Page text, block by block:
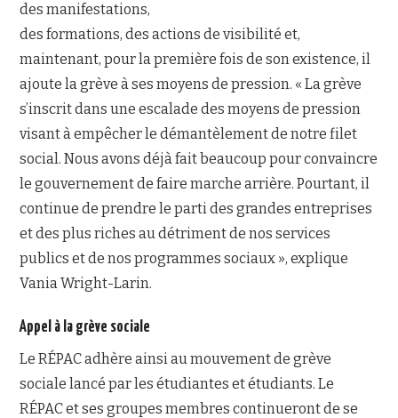
des manifestations,
des formations, des actions de visibilité et,
maintenant, pour la première fois de son existence, il
ajoute la grève à ses moyens de pression. « La grève
s’inscrit dans une escalade des moyens de pression
visant à empêcher le démantèlement de notre filet
social. Nous avons déjà fait beaucoup pour convaincre
le gouvernement de faire marche arrière. Pourtant, il
continue de prendre le parti des grandes entreprises
et des plus riches au détriment de nos services
publics et de nos programmes sociaux », explique
Vania Wright-Larin.
Appel à la grève sociale
Le RÉPAC adhère ainsi au mouvement de grève
sociale lancé par les étudiantes et étudiants. Le
RÉPAC et ses groupes membres continueront de se